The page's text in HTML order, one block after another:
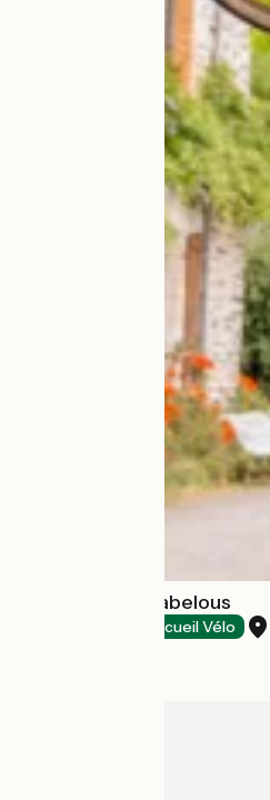
Le Relais des Gabelous
Accueil Vélo